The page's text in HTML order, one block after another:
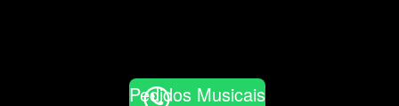
Pedidos Musicais